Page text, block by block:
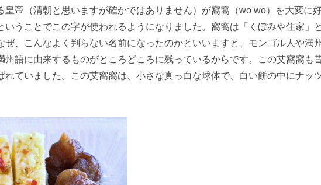
皇帝（清朝と思いますが確かではありません）が窩窩（wo wo）を大変に
いうことでこの字が使われるようになりました。窩窩は「くぼみや住家」
ぜ、こんなよく判らない名前になったのかといいますと、モンゴル人や満
語に由来するものがところどころに残っているからです。この艾窩窩も
れていました。この艾窩窩は、小さな真っ白な球体で、白い餅の中にナッ